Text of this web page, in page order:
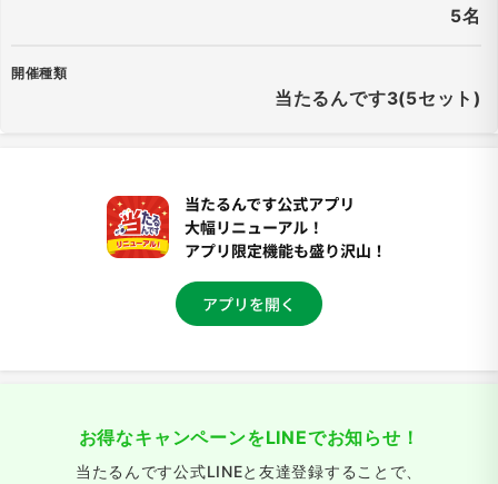
5名
開催種類
当たるんです3(5セット)
お得なキャンペーンをLINEでお知らせ！
当たるんです公式LINEと友達登録することで、